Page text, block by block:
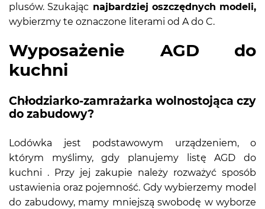
plusów. Szukając najbardziej oszczędnych modeli,
wybierzmy te oznaczone literami od A do C.
Wyposażenie AGD do
kuchni
Chłodziarko-zamrażarka wolnostojąca czy
do zabudowy?
Lodówka jest podstawowym urządzeniem, o
którym myślimy, gdy planujemy listę AGD do
kuchni . Przy jej zakupie należy rozważyć sposób
ustawienia oraz pojemność. Gdy wybierzemy model
do zabudowy, mamy mniejszą swobodę w wyborze